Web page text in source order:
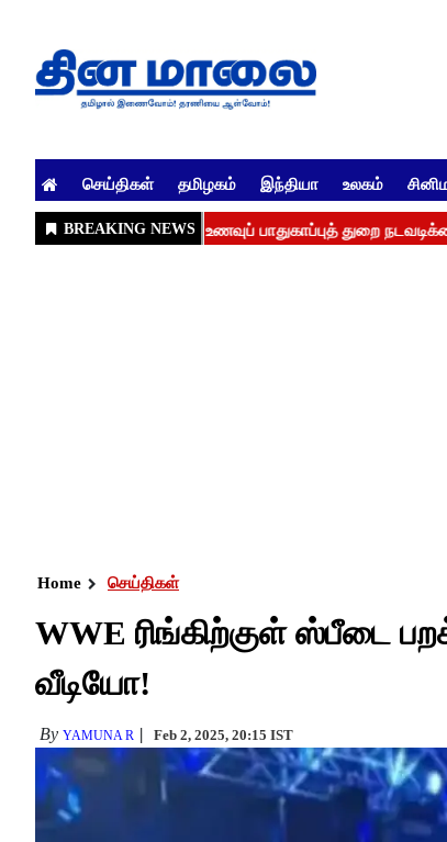
செய்திகள் தமிழகம் இந்தியா உலகம்
Home செய்திகள்
WWE ரிங்கிற்குள் ஸ்பீடை
வீடியோ!
By YAMUNA R Feb 2, 2025, 20:15 IST